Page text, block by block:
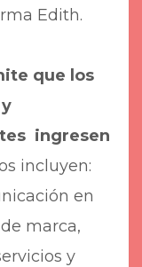
Edith.
que los
ingresen
incluyen:
en
marca,
y